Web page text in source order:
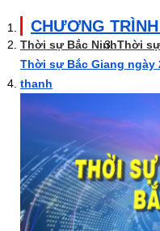
CHƯƠNG
Thời sự Bắc NinhThời
Thời sự Bắc Giang ngày
thanh